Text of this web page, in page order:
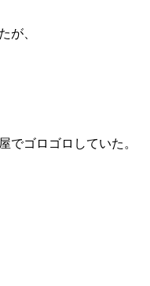
が、
でゴロゴロしていた。